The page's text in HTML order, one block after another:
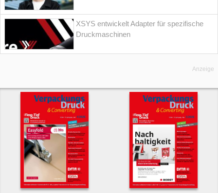
XSYS entwickelt Adapter für spezifische
Druckmaschinen
Anzeige